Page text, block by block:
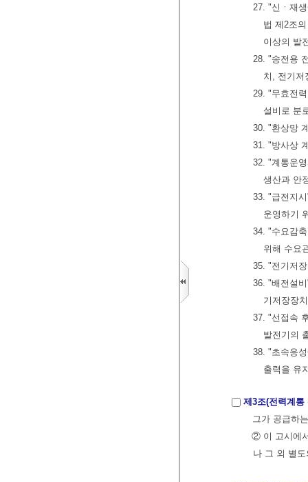
27. "신ㆍ재
법 제2조
이상의 발
28. "송전용
치, 전기저
29. "무효전
설비로 분
30. "환상망
31. "방사상
32. "계통운
생산과 안
33. "급전지
운영하기
34. "수요감
위해 수요
35. "전기저
36. "배전설
기저장장
37. "선접속
발전기의
38. "초속응
출력을 유
제3조(전력계
그가 공급하
② 이 고시에
나 그 외 별